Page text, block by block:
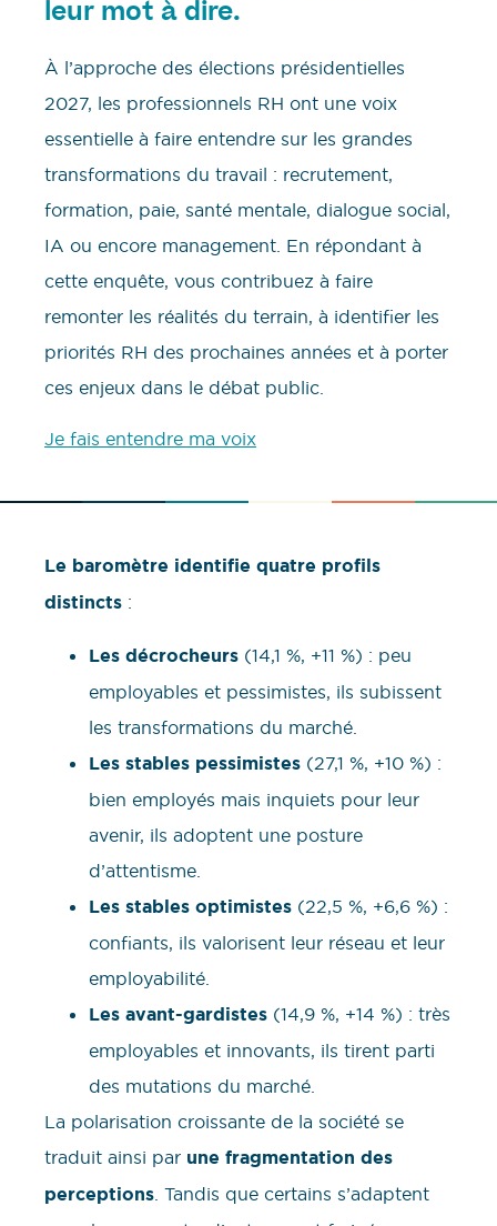
leur mot à dire.
À l’approche des élections présidentielles
2027, les professionnels RH ont une voix
essentielle à faire entendre sur les grandes
transformations du travail : recrutement,
formation, paie, santé mentale, dialogue social,
IA ou encore management. En répondant à
cette enquête, vous contribuez à faire
remonter les réalités du terrain, à identifier les
priorités RH des prochaines années et à porter
ces enjeux dans le débat public.
Je fais entendre ma voix
Le baromètre identifie quatre profils
distincts :
Les décrocheurs (14,1 %, +11 %) : peu
employables et pessimistes, ils subissent
les transformations du marché.
Les stables pessimistes (27,1 %, +10 %) :
bien employés mais inquiets pour leur
avenir, ils adoptent une posture
d’attentisme.
Les stables optimistes (22,5 %, +6,6 %) :
confiants, ils valorisent leur réseau et leur
employabilité.
Les avant-gardistes (14,9 %, +14 %) : très
employables et innovants, ils tirent parti
des mutations du marché.
La polarisation croissante de la société se
traduit ainsi par une fragmentation des
perceptions . Tandis que certains s’adaptent